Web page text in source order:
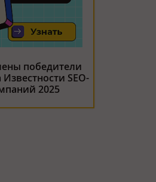
победители
SEO-
2025